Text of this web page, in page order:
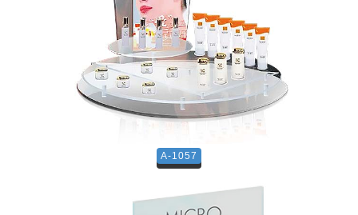
A-1057